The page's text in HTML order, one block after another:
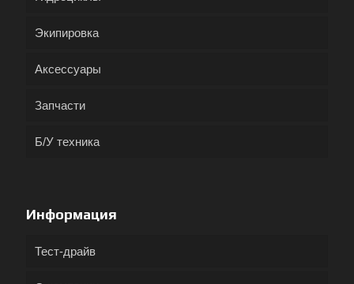
Экипировка
Аксессуары
Запчасти
Б/У техника
Информация
Тест-драйв